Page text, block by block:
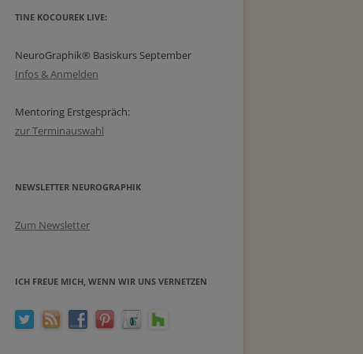
TINE KOCOUREK LIVE:
NeuroGraphik® Basiskurs September
Infos & Anmelden
Mentoring Erstgespräch:
zur Terminauswahl
NEWSLETTER NEUROGRAPHIK
Zum Newsletter
ICH FREUE MICH, WENN WIR UNS VERNETZEN